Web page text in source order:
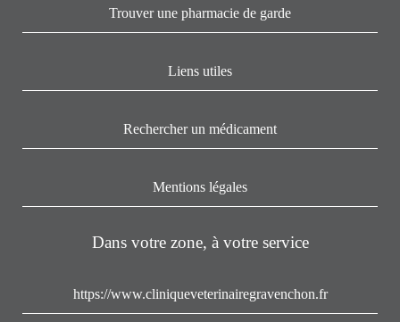
Trouver une pharmacie de garde
Liens utiles
Rechercher un médicament
Mentions légales
Dans votre zone, à votre service
https://www.cliniqueveterinairegravenchon.fr